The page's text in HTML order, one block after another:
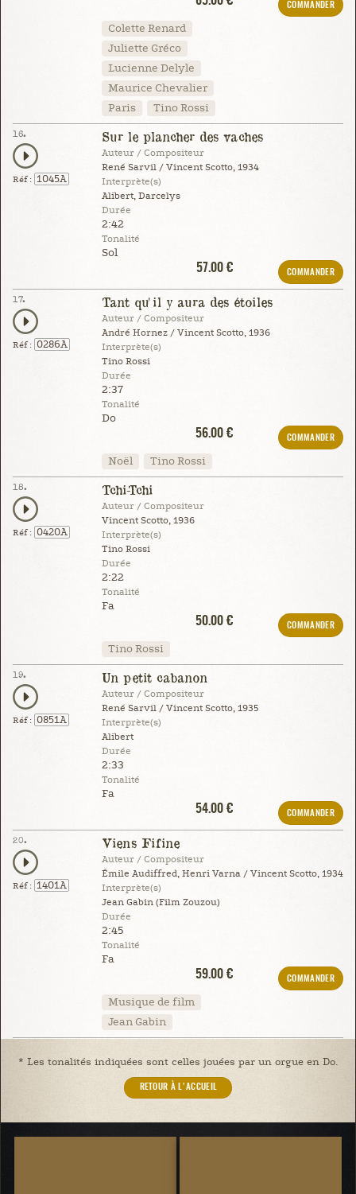
COMMANDER
Colette Renard
Juliette Gréco
Lucienne Delyle
Maurice Chevalier
Paris
Tino Rossi
16.
Réf : 1045A
Sur le plancher des vaches
Auteur / Compositeur
René Sarvil / Vincent Scotto, 1934
Interprète(s)
Alibert, Darcelys
Durée
2:42
Tonalité
Sol
57.00 €
COMMANDER
17.
Réf : 0286A
Tant qu'il y aura des étoiles
Auteur / Compositeur
André Hornez / Vincent Scotto, 1936
Interprète(s)
Tino Rossi
Durée
2:37
Tonalité
Do
56.00 €
COMMANDER
Noël Tino Rossi
18.
Réf : 0420A
Tchi-Tchi
Auteur / Compositeur
Vincent Scotto, 1936
Interprète(s)
Tino Rossi
Durée
2:22
Tonalité
Fa
50.00 €
COMMANDER
Tino Rossi
19.
Réf : 0851A
Un petit cabanon
Auteur / Compositeur
René Sarvil / Vincent Scotto, 1935
Interprète(s)
Alibert
Durée
2:33
Tonalité
Fa
54.00 €
COMMANDER
20.
Réf : 1401A
Viens Fifine
Auteur / Compositeur
Émile Audiffred, Henri Varna / Vincent Scotto, 1934
Interprète(s)
Jean Gabin (Film Zouzou)
Durée
2:45
Tonalité
Fa
59.00 €
COMMANDER
Musique de film
Jean Gabin
* Les tonalités indiquées sont celles jouées par un orgue en Do.
RETOUR À L'ACCUEIL